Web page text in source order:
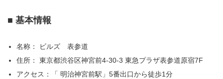
■ 基本情報
名称： ビルズ 表参道
住所： 東京都渋谷区神宮前4-30-3 東急プラザ表参道原宿7F
アクセス：「 明治神宮前駅」5番出口から徒歩1分